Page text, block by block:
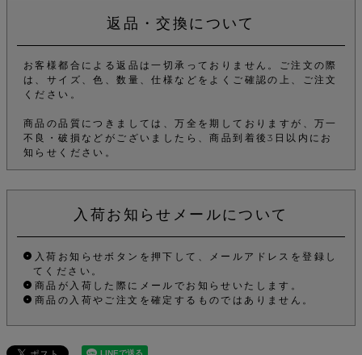
返品・交換について
お客様都合による返品は一切承っておりません。ご注文の際
は、サイズ、色、数量、仕様などをよくご確認の上、ご注文
ください。
商品の品質につきましては、万全を期しておりますが、万一
不良・破損などがございましたら、商品到着後3日以内にお
知らせください。
入荷お知らせメールについて
入荷お知らせボタンを押下して、メールアドレスを登録し
てください。
商品が入荷した際にメールでお知らせいたします。
商品の入荷やご注文を確定するものではありません。